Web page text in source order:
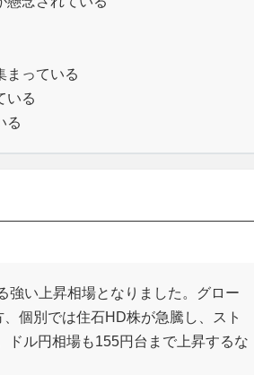
まっている
いる
る
強い上昇相場となりました。グロー
個別では住石HD株が急騰し、スト
ドル円相場も155円台まで上昇するな